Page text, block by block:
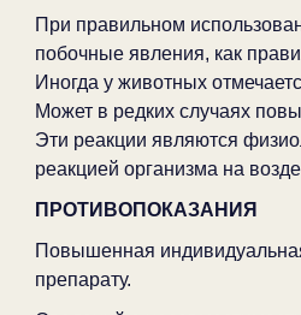
При правильном
побочные явления, как
Иногда у животных
Может в редких случаях
Эти реакции являются
реакцией организма на
ПРОТИВОПОКАЗАНИЯ
Повышенная
препарату.